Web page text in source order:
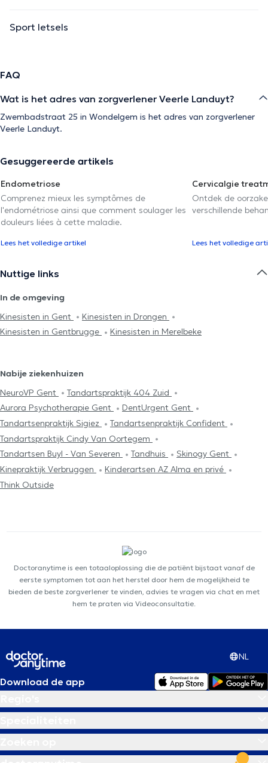
Sport letsels
FAQ
Wat is het adres van zorgverlener Veerle Landuyt?
Zwembadstraat 25 in Wondelgem is het adres van zorgverlener
Veerle Landuyt.
Gesuggereerde artikels
Endometriose
Comprenez mieux les symptômes de
l'endométriose ainsi que comment soulager les
douleurs liées à cette maladie.
Lees het volledige artikel
Cervicalgie
Ontdek de
verschillende
Lees het volledige
Nuttige links
In de omgeving
Kinesisten in Gent
Kinesisten in Drongen
Kinesisten in Gentbrugge
Kinesisten in Merelbeke
Nabije ziekenhuizen
NeuroVP Gent
Tandartspraktijk 404 Zuid
Aurora Psychotherapie Gent
DentUrgent Gent
Tandartsenpraktijk Sigiez
Tandartsenpraktijk Confident
Tandartspraktijk Cindy Van Oortegem
Tandartsen Buyl - Van Severen
Tandhuis
Skinogy Gent
Kinepraktijk Verbruggen
Kinderartsen AZ Alma en privé
Think Outside
Doctoranytime is een totaaloplossing die de patiënt bijstaat vanaf de
eerste symptomen tot aan het herstel door hem de mogelijkheid te
bieden de beste zorgverlener te vinden, advies te vragen via chat en met
hem te praten via Videoconsultatie.
NL
Download de app